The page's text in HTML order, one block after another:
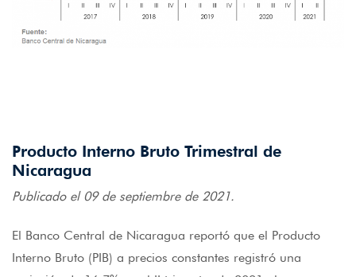
Producto Interno Bruto Trimestral de
Nicaragua
Publicado el 09 de septiembre de 2021.
El Banco Central de Nicaragua reportó que el Producto
Interno Bruto (PIB) a precios constantes registró una